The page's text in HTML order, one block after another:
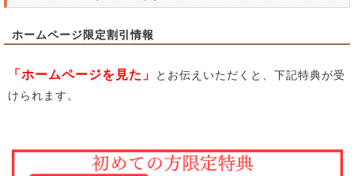
ホームページ限定割引情報
「ホームページを見た」
とお伝えいただくと、下記特典が受
けられます。